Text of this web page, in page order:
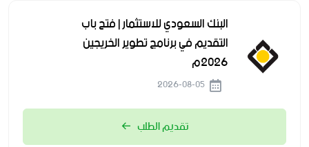
البنك السعودي للاستثمار | فتح باب
التقديم في برنامج تطوير الخريجين
2026م
تقديم الطلب